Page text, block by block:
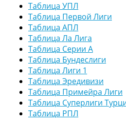
Таблица УПЛ
Таблица Первой Лиги
Таблица АПЛ
Таблица Ла Лига
Таблица Серии А
Таблица Бундеслиги
Таблица Лиги 1
Таблица Эредивизи
Таблица Примейра Лиги
Таблица Суперлиги
Таблица РПЛ